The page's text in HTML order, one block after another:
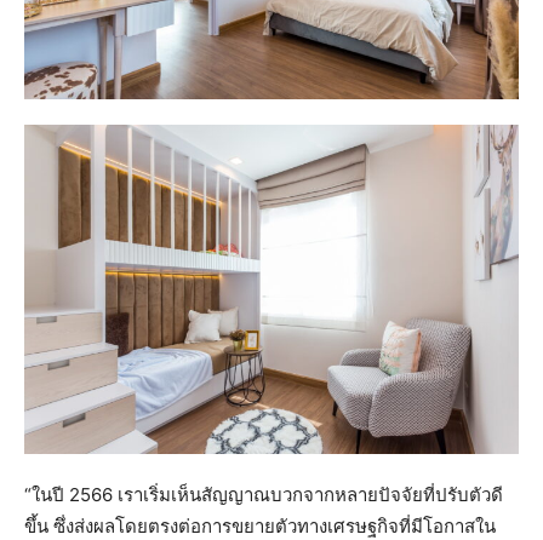
“ในปี 2566 เราเริ่มเห็นสัญญาณบวกจากหลายปัจจัยที่ปรับตัวดี
ขึ้น ซึ่งส่งผลโดยตรงต่อการขยายตัวทางเศรษฐกิจที่มีโอกาสใน